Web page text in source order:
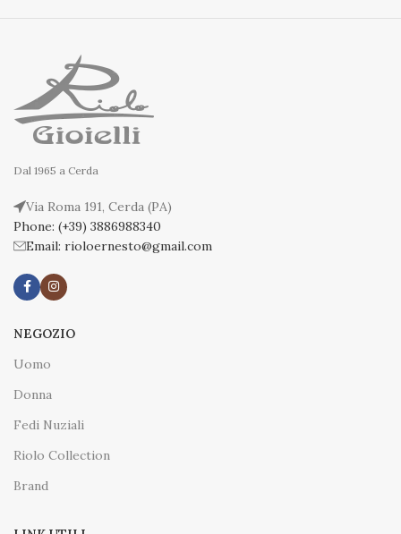
Dal 1965 a Cerda
Via Roma 191, Cerda (PA)
Phone: (+39) 3886988340
Email: rioloernesto@gmail.com
NEGOZIO
Uomo
Donna
Fedi Nuziali
Riolo Collection
Brand